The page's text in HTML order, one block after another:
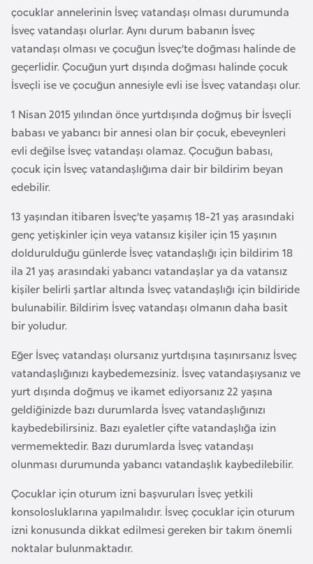
çocuklar annelerinin İsveç vatandaşı olması durumunda
İsveç vatandaşı olurlar. Aynı durum babanın İsveç
vatandaşı olması ve çocuğun İsveç’te doğması halinde de
geçerlidir. Çocuğun yurt dışında doğması halinde çocuk
İsveçli ise ve çocuğun annesiyle evli ise İsveç vatandaşı olur.
1 Nisan 2015 yılından önce yurtdışında doğmuş bir İsveçli
babası ve yabancı bir annesi olan bir çocuk, ebeveynleri
evli değilse İsveç vatandaşı olamaz. Çocuğun babası,
çocuk için İsveç vatandaşlığıma dair bir bildirim beyan
edebilir.
13 yaşından itibaren İsveç’te yaşamış 18-21 yaş arasındaki
genç yetişkinler için veya vatansız kişiler için 15 yaşının
doldurulduğu günlerde İsveç vatandaşlığı için bildirim 18
ila 21 yaş arasındaki yabancı vatandaşlar ya da vatansız
kişiler belirli şartlar altında İsveç vatandaşlığı için bildiride
bulunabilir. Bildirim İsveç vatandaşı olmanın daha basit
bir yoludur.
Eğer İsveç vatandaşı olursanız yurtdışına taşınırsanız İsveç
vatandaşlığınızı kaybedemezsiniz. İsveç vatandaşıysanız ve
yurt dışında doğmuş ve ikamet ediyorsanız 22 yaşına
geldiğinizde bazı durumlarda İsveç vatandaşlığınızı
kaybedebilirsiniz. Bazı eyaletler çifte vatandaşlığa izin
vermemektedir. Bazı durumlarda İsveç vatandaşı
olunması durumunda yabancı vatandaşlık kaybedilebilir.
Çocuklar için oturum izni başvuruları İsveç yetkili
konsolosluklarına yapılmalıdır. İsveç çocuklar için oturum
izni konusunda dikkat edilmesi gereken bir takım önemli
noktalar bulunmaktadır.
Ç
i
n
D
a
n
i
m
r
k
a
D
m
o
k
r
a
t
i
k
o
n
g
o